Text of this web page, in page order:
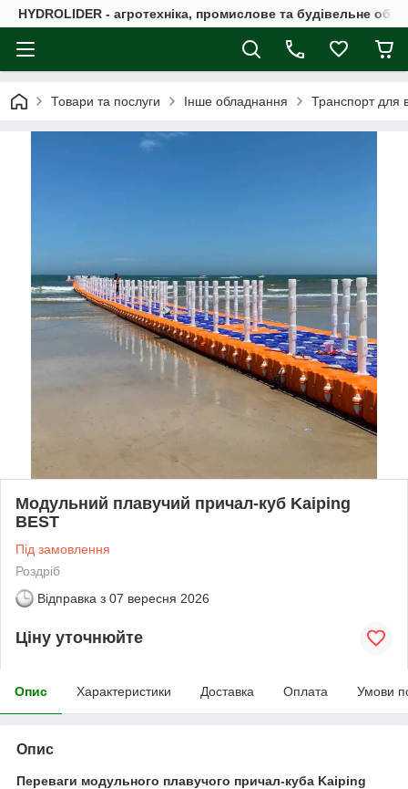
HYDROLIDER - агротехніка, промислове та будівельне
Товари та послуги Інше обладнання Транспорт для
Модульний плавучий причал-куб Kaiping
BEST
Під замовлення
Роздріб
Відправка з 07 вересня 2026
Ціну уточнюйте
Опис Характеристики Доставка Оплата Умови
Опис
Переваги модульного плавучого причал-куба Kaiping